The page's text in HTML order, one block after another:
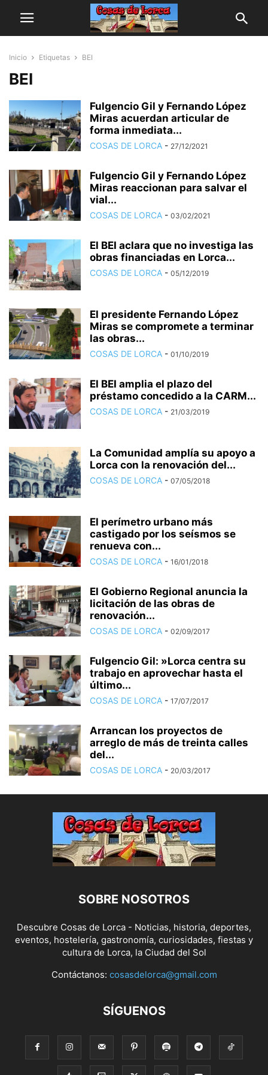
Inicio Etiquetas BEI
BEI
Fulgencio Gil y Fernando López
Miras acuerdan articular de
forma inmediata...
COSAS DE LORCA - 27/12/2021
Fulgencio Gil y Fernando López
Miras reaccionan para salvar el
vial...
COSAS DE LORCA - 03/02/2021
El BEI aclara que no investiga las
obras financiadas en Lorca...
COSAS DE LORCA - 05/12/2019
El presidente Fernando López
Miras se compromete a terminar
las obras...
COSAS DE LORCA - 01/10/2019
El BEI amplia el plazo del
préstamo concedido a la CARM...
COSAS DE LORCA - 21/03/2019
La Comunidad amplía su apoyo a
Lorca con la renovación del...
COSAS DE LORCA - 07/05/2018
El perímetro urbano más
castigado por los seísmos se
renueva con...
COSAS DE LORCA - 16/01/2018
El Gobierno Regional anuncia la
licitación de las obras de
renovación...
COSAS DE LORCA - 02/09/2017
Fulgencio Gil: »Lorca centra su
trabajo en aprovechar hasta el
último...
COSAS DE LORCA - 17/07/2017
Arrancan los proyectos de
arreglo de más de treinta calles
del...
COSAS DE LORCA - 20/03/2017
SOBRE NOSOTROS
Descubre Cosas de Lorca - Noticias, historia, deportes,
eventos, hostelería, gastronomía, curiosidades, fiestas y
cultura de Lorca, la Ciudad del Sol
Contáctanos: cosasdelorca@gmail.com
SÍGUENOS